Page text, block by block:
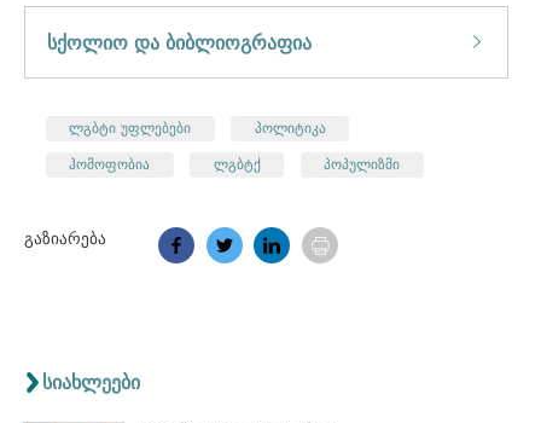
სქოლიო და ბიბლიოგრაფია
ლგბტი უფლებები პოლიტიკა
ჰომოფობია ლგბტქ პოპულიზმი
გაზიარება
სიახლეები